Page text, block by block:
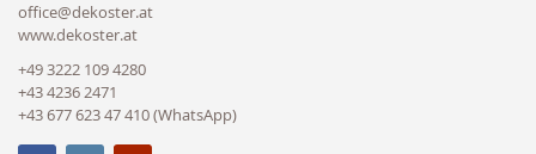
office@dekoster.at
www.dekoster.at
+49 3222 109 4280
+43 4236 2471
+43 677 623 47 410 (WhatsApp)